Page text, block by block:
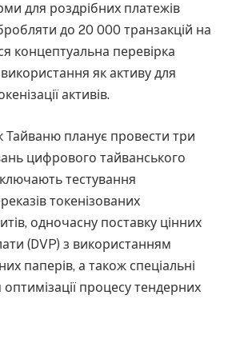
для роздрібних платежів
до 20 000 транзакцій на
концептуальна перевірка
як активу для
активів.
планує провести три
цифрового тайванського
тестування
токенізованих
одночасну поставку цінних
(DVP) з використанням
паперів, а також спеціальні
процесу тендерних